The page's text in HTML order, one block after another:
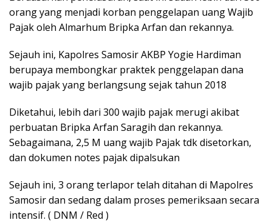
orang yang menjadi korban penggelapan uang Wajib
Pajak oleh Almarhum Bripka Arfan dan rekannya.
Sejauh ini, Kapolres Samosir AKBP Yogie Hardiman
berupaya membongkar praktek penggelapan dana
wajib pajak yang berlangsung sejak tahun 2018
Diketahui, lebih dari 300 wajib pajak merugi akibat
perbuatan Bripka Arfan Saragih dan rekannya.
Sebagaimana, 2,5 M uang wajib Pajak tdk disetorkan,
dan dokumen notes pajak dipalsukan
Sejauh ini, 3 orang terlapor telah ditahan di Mapolres
Samosir dan sedang dalam proses pemeriksaan secara
intensif. ( DNM / Red )